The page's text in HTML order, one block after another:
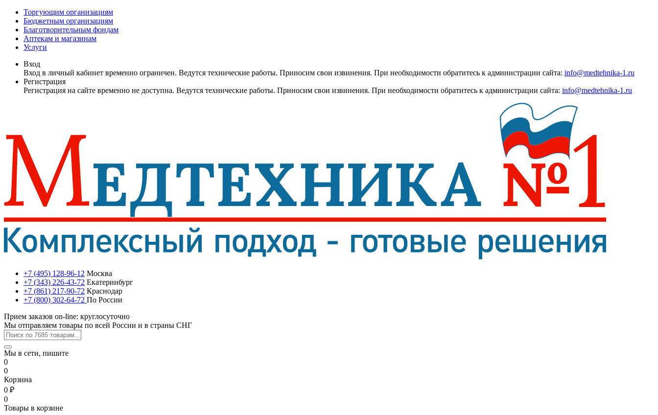
Торгующим организациям
Бюджетным организациям
Благотворительным фондам
Аптекам и магазинам
Услуги
Вход
Вход в личный кабинет временно ограничен. Ведутся технические работы. Приносим свои извинения. При необходимости обратитесь к администрации сайта: info@medtehnika-1.ru
Регистрация
Регистрация на сайте временно не доступна. Ведутся технические работы. Приносим свои извинения. При необходимости обратитесь к администрации сайта: info@medtehnika-1.ru
+7 (495) 128-96-12 Москва
+7 (343) 226-43-72 Екатеринбург
+7 (861) 217-90-72 Краснодар
+7 (800) 302-64-72 По России
Прием заказов on-line: круглосуточно
Мы отправляем товары по всей России и в страны СНГ
Мы в сети, пишите
0
0
Корзина
0 ₽
0
Товары в корзине